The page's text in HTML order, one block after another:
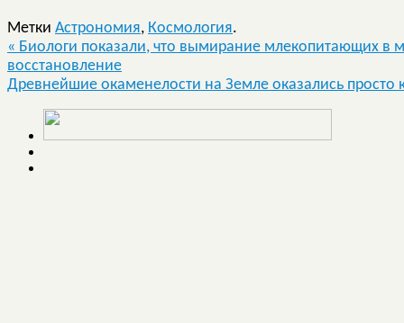
Метки Астрономия, Космология.
« Биологи показали, что вымирание млекопитающих в
восстановление
Древнейшие окаменелости на Земле оказались